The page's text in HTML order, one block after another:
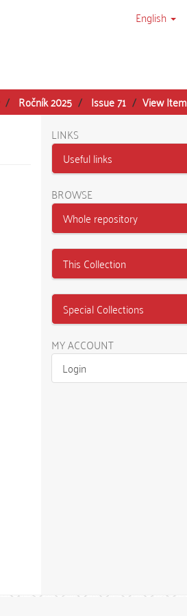
English
Ročník 2025 Issue 71 View Item
LINKS
Useful links
BROWSE
Whole repository
This Collection
Special Collections
MY ACCOUNT
Login